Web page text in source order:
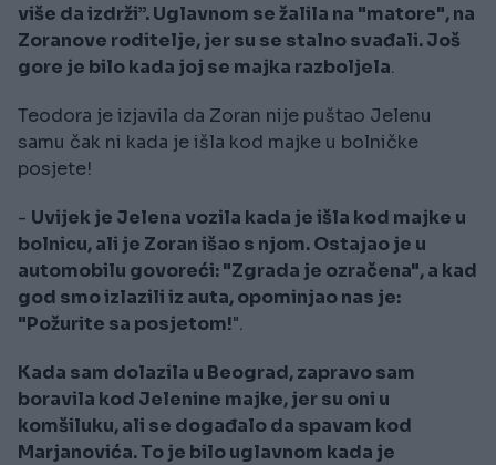
više da izdrži”. Uglavnom se žalila na "matore", na
Zoranove roditelje, jer su se stalno svađali. Još
gore je bilo kada joj se majka razboljela.
Teodora je izjavila da Zoran nije puštao Jelenu
samu čak ni kada je išla kod majke u bolničke
posjete!
- Uvijek je Jelena vozila kada je išla kod majke u
bolnicu, ali je Zoran išao s njom. Ostajao je u
automobilu govoreći: "Zgrada je ozračena", a kad
god smo izlazili iz auta, opominjao nas je:
"Požurite sa posjetom!".
Kada sam dolazila u Beograd, zapravo sam
boravila kod Jelenine majke, jer su oni u
komšiluku, ali se događalo da spavam kod
Marjanovića. To je bilo uglavnom kada je